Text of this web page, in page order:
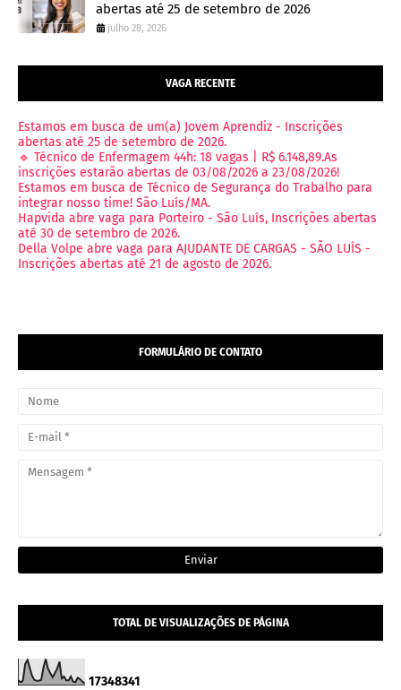
abertas até 25 de setembro de 2026
julho 28, 2026
VAGA RECENTE
Estamos em busca de um(a) Jovem Aprendiz - Inscrições
abertas até 25 de setembro de 2026.
🔹 Técnico de Enfermagem 44h: 18 vagas | R$ 6.148,89.As
inscrições estarão abertas de 03/08/2026 a 23/08/2026!
Estamos em busca de Técnico de Segurança do Trabalho para
integrar nosso time! São Luís/MA.
Hapvida abre vaga para Porteiro - São Luís, Inscrições abertas
até 30 de setembro de 2026.
Della Volpe abre vaga para AJUDANTE DE CARGAS - SÃO LUÍS -
Inscrições abertas até 21 de agosto de 2026.
FORMULÁRIO DE CONTATO
TOTAL DE VISUALIZAÇÕES DE PÁGINA
17348341